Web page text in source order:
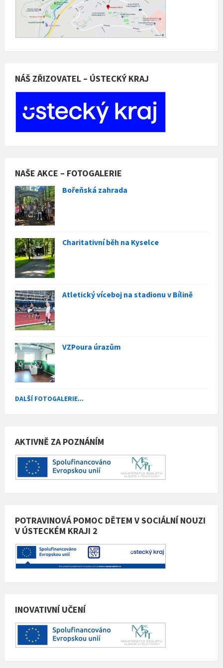
NÁŠ ZŘIZOVATEL – ÚSTECKÝ KRAJ
NAŠE AKCE – FOTOGALERIE
Bořeňská zahrada
Charitativní běh na Kyselce
Atletický víceboj na stadionu v Bílině
VZPoura úrazům
DALŠÍ FOTOGALERIE...
AKTIVNĚ ZA POZNÁNÍM
POTRAVINOVÁ POMOC DĚTEM V SOCIÁLNÍ NOUZI
V ÚSTECKÉM KRAJI 2
INOVATIVNÍ UČENÍ